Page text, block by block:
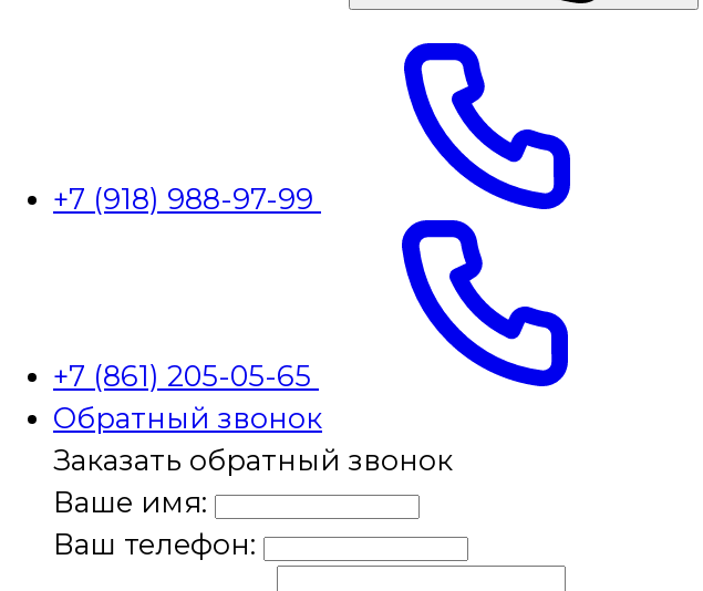
+7 (918) 988-97-99
+7 (861) 205-05-65
Обратный звонок
Заказать обратный звонок
Ваше имя:
Ваш телефон: